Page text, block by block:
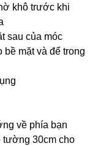
khô trước khi
sau của móc
bề mặt và để trong
về phía bạn
tường 30cm cho